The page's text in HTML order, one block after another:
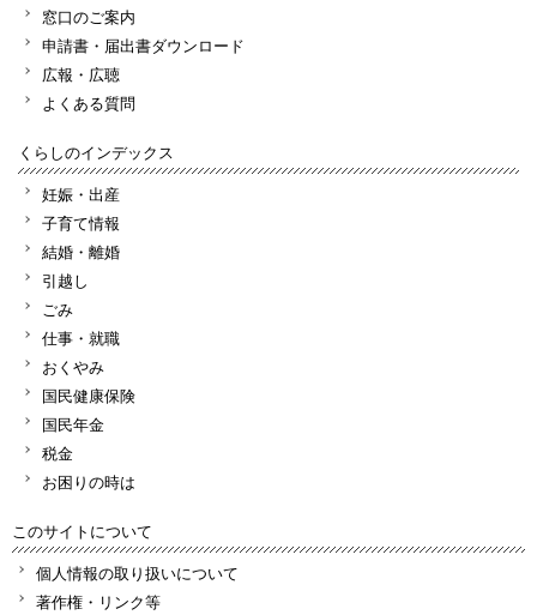
窓口のご案内
申請書・届出書ダウンロード
広報・広聴
よくある質問
くらしのインデックス
妊娠・出産
子育て情報
結婚・離婚
引越し
ごみ
仕事・就職
おくやみ
国民健康保険
国民年金
税金
お困りの時は
このサイトについて
個人情報の取り扱いについて
著作権・リンク等